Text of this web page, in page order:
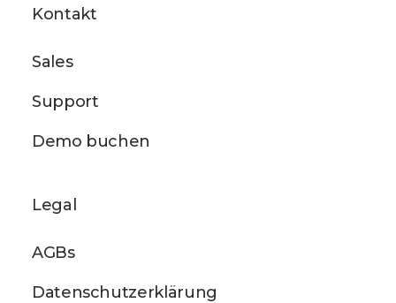
Kontakt
Sales
Support
Demo buchen
Legal
AGBs
Datenschutzerklärung